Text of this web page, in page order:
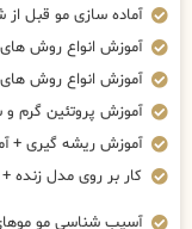
آماده سازی مو قبل از
آموزش انواع روش های
آموزش انواع روش های
آموزش پروتئین گرم و
آموزش ریشه گیری +
کار بر روی مدل
آسیب شناسی مو